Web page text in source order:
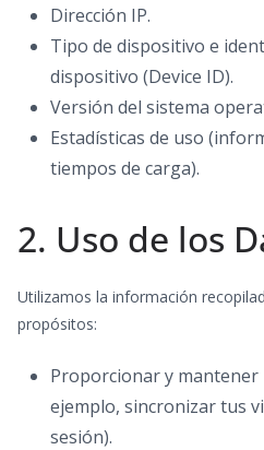
Dirección IP.
Tipo de dispositivo e
dispositivo (Device ID).
Versión del sistema
Estadísticas de uso
tiempos de carga).
2. Uso de los
Utilizamos la información
propósitos:
Proporcionar y
ejemplo, sincronizar tus
sesión).